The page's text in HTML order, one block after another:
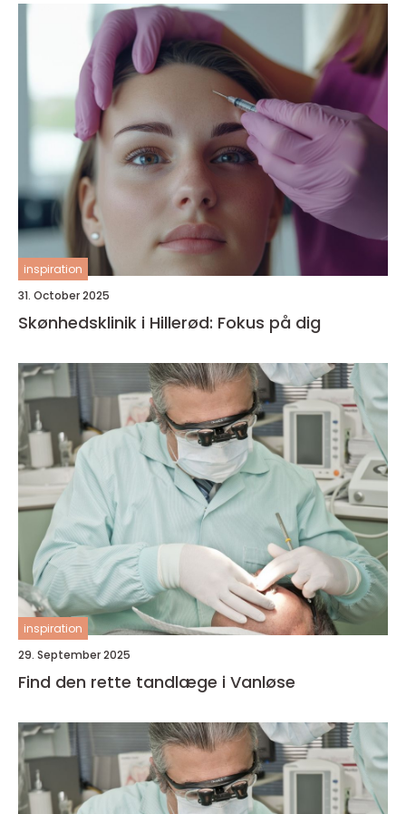
inspiration
31. October 2025
Skønhedsklinik i Hillerød: Fokus på dig
inspiration
29. September 2025
Find den rette tandlæge i Vanløse